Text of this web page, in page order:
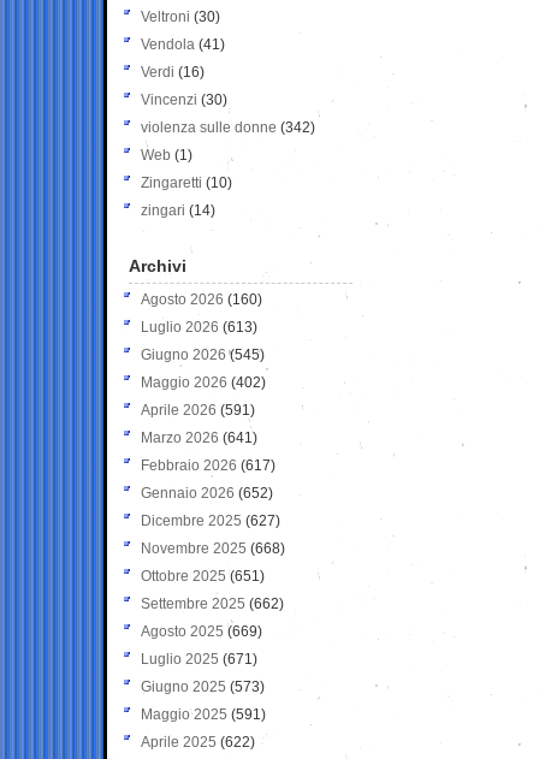
Veltroni (30)
Vendola (41)
Verdi (16)
Vincenzi (30)
violenza sulle donne (342)
Web (1)
Zingaretti (10)
zingari (14)
Archivi
Agosto 2026 (160)
Luglio 2026 (613)
Giugno 2026 (545)
Maggio 2026 (402)
Aprile 2026 (591)
Marzo 2026 (641)
Febbraio 2026 (617)
Gennaio 2026 (652)
Dicembre 2025 (627)
Novembre 2025 (668)
Ottobre 2025 (651)
Settembre 2025 (662)
Agosto 2025 (669)
Luglio 2025 (671)
Giugno 2025 (573)
Maggio 2025 (591)
Aprile 2025 (622)